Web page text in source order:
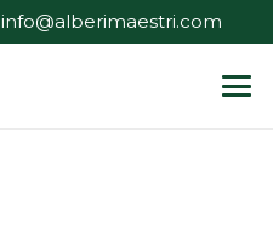
info@alberimaestri.com